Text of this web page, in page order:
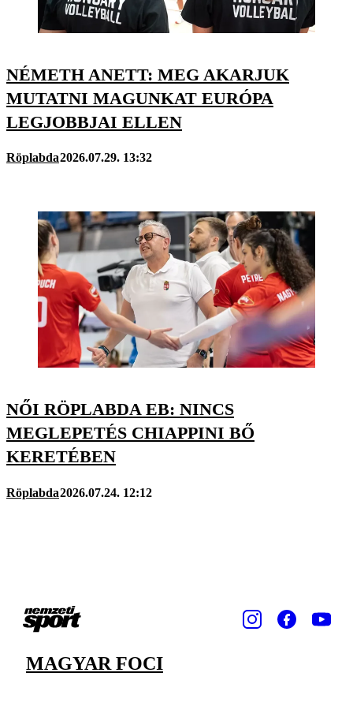
NÉMETH ANETT: MEG AKARJUK
MUTATNI MAGUNKAT EURÓPA
LEGJOBBJAI ELLEN
Röplabda2026.07.29. 13:32
NŐI RÖPLABDA EB: NINCS
MEGLEPETÉS CHIAPPINI BŐ
KERETÉBEN
Röplabda2026.07.24. 12:12
MAGYAR FOCI